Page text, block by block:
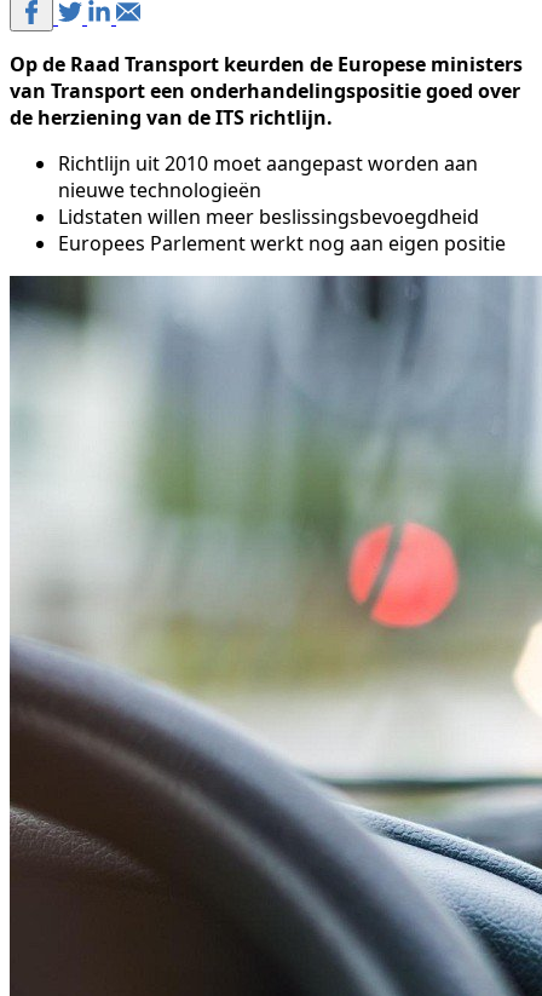
Op de Raad Transport keurden de Europese ministers
van Transport een onderhandelingspositie goed over
de herziening van de ITS richtlijn.
Richtlijn uit 2010 moet aangepast worden aan
nieuwe technologieën
Lidstaten willen meer beslissingsbevoegdheid
Europees Parlement werkt nog aan eigen positie